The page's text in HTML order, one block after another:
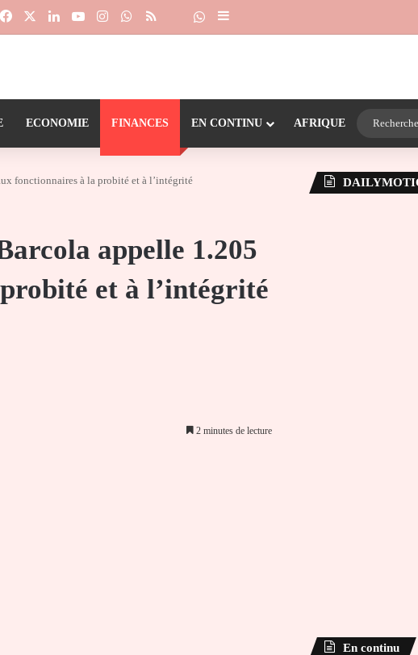
FacebookLinkedinYouTubeInstagramWhatsApp
RSS Dailymotion
Suivre la chaîne 24heureinfo sur
Sidebar (barre latérale)
ECONOMIE FINANCES EN CONTINU AFRIQUE
fonctionnaires à la probité et à l’intégrité
appelle 1.205
et à l’intégrité
2 minutes de lecture
En continu